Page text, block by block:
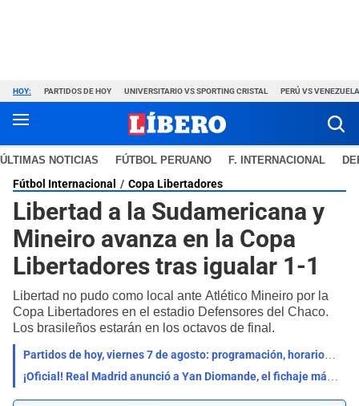
HOY: PARTIDOS DE HOY UNIVERSITARIO VS SPORTING CRISTAL PERÚ VS VENEZUELA
ÚLTIMAS NOTICIAS FÚTBOL PERUANO F. INTERNACIONAL
Fútbol Internacional Copa Libertadores
Libertad a la Sudamericana y
Mineiro avanza en la Copa
Libertadores tras igualar 1-1
Libertad no pudo como local ante Atlético Mineiro por la
Copa Libertadores en el estadio Defensores del Chaco.
Los brasileños estarán en los octavos de final.
Partidos de hoy, viernes 7 de agosto: programación, horarios y canales para ver fútbol GRATIS
¡Oficial! Real Madrid anunció a Yan Diomande, el fichaje más caro de su historia: ¿Cuánto pagó?